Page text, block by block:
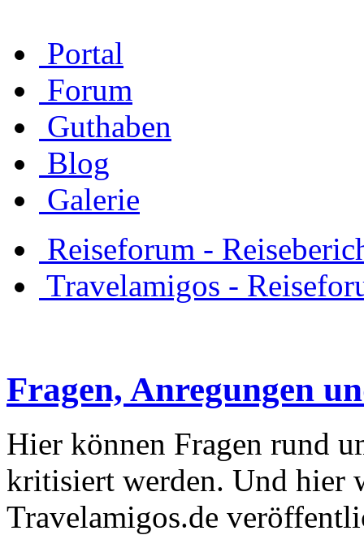
Portal
Forum
Guthaben
Blog
Galerie
Reiseforum -
Travelamigos -
Fragen, Anregungen
Hier können Fragen rund
kritisiert werden. Und hier
Travelamigos.de